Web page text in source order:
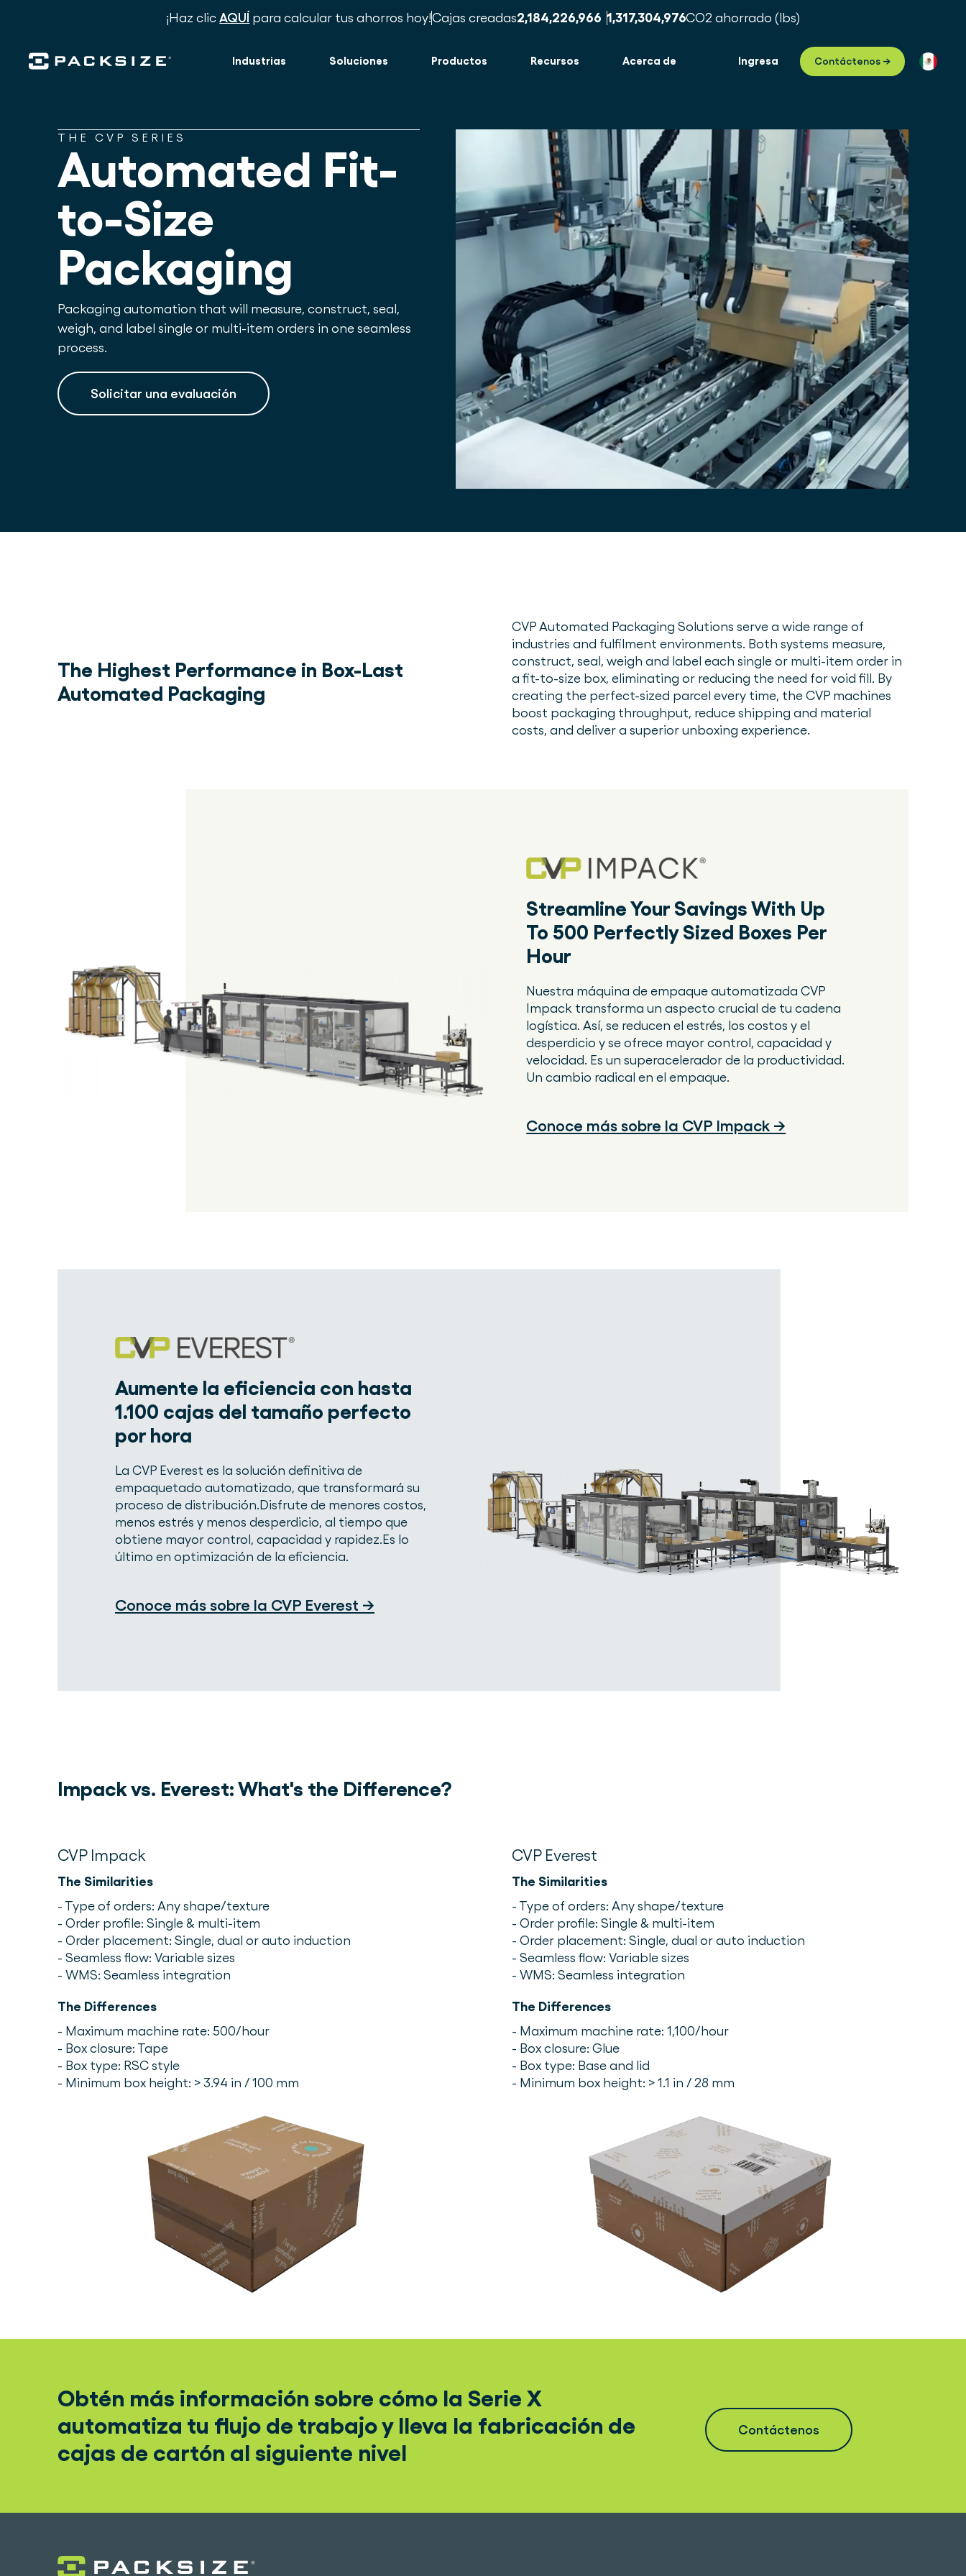
¡Haz clicAQUÍ para calcular tus ahorros hoy!Cajas creadas2,184,226,977 1,317,304,984CO2 ahorrado (lbs)
Industrias Soluciones Productos Recursos Acerca de Ingresa Contáctenos →
THE CVP SERIES
Automated Fit-
to-Size
Packaging
Packaging automation that will measure, construct, seal,
weigh, and label single or multi-item orders in one seamless
process.
Solicitar una evaluación
The Highest Performance in Box-Last
Automated Packaging
CVP Automated Packaging Solutions serve a wide range of
industries and fulfilment environments. Both systems measure,
construct, seal, weigh and label each single or multi-item order in
a fit-to-size box, eliminating or reducing the need for void fill. By
creating the perfect-sized parcel every time, the CVP machines
boost packaging throughput, reduce shipping and material
costs, and deliver a superior unboxing experience.
Streamline Your Savings With Up
To 500 Perfectly Sized Boxes Per
Hour
Nuestra máquina de empaque automatizada CVP
Impack transforma un aspecto crucial de tu cadena
logística. Así, se reducen el estrés, los costos y el
desperdicio y se ofrece mayor control, capacidad y
velocidad. Es un superacelerador de la productividad.
Un cambio radical en el empaque.
Conoce más sobre la CVP Impack →
Aumente la eficiencia con hasta
1.100 cajas del tamaño perfecto
por hora
La CVP Everest es la solución definitiva de
empaquetado automatizado, que transformará su
proceso de distribución.Disfrute de menores costos,
menos estrés y menos desperdicio, al tiempo que
obtiene mayor control, capacidad y rapidez.Es lo
último en optimización de la eficiencia.
Conoce más sobre la CVP Everest →
Impack vs. Everest: What's the Difference?
CVP Impack
The Similarities
- Type of orders: Any shape/texture
- Order profile: Single & multi-item
- Order placement: Single, dual or auto induction
- Seamless flow: Variable sizes
- WMS: Seamless integration
The Differences
- Maximum machine rate: 500/hour
- Box closure: Tape
- Box type: RSC style
- Minimum box height: > 3.94 in / 100 mm
CVP Everest
The Similarities
- Type of orders: Any shape/texture
- Order profile: Single & multi-item
- Order placement: Single, dual or auto induction
- Seamless flow: Variable sizes
- WMS: Seamless integration
The Differences
- Maximum machine rate: 1,100/hour
- Box closure: Glue
- Box type: Base and lid
- Minimum box height: > 1.1 in / 28 mm
Obtén más información sobre cómo la Serie X
automatiza tu flujo de trabajo y lleva la fabricación de
cajas de cartón al siguiente nivel
Contáctenos